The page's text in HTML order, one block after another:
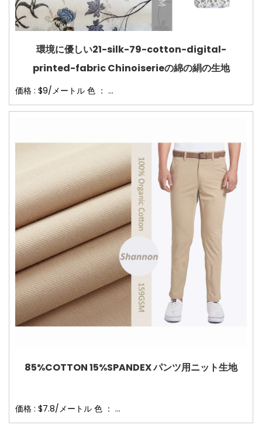
環境に優しい21-silk-79-cotton-digital-
printed-fabric Chinoiserieの綿の絹の生地
価格 : $9/メートル 色 ： ...
85%COTTON 15%SPANDEX パンツ用ニット生地
価格 : $7.8/メートル 色 ： ...